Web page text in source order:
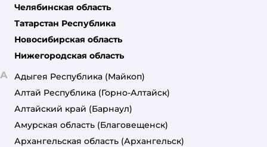
Челябинская область
Татарстан Республика
Новосибирская область
Нижегородская область
А Адыгея Республика (Майкоп)
Алтай Республика (Горно-Алтайск)
Алтайский край (Барнаул)
Амурская область (Благовещенск)
Архангельская область (Архангельск)